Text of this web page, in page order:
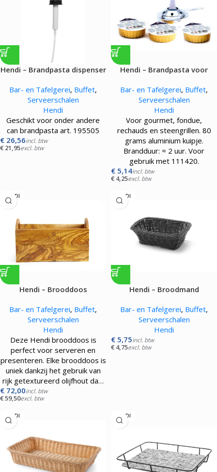
Hendi – Brandpasta dispenser
Bar- en Tafelgerei, Buffet,
Serveerschalen
Hendi
Geschikt voor onder andere
can brandpasta art. 195505
€ 26,56incl. btw
€ 21,95excl. btw
Hendi – Brandpasta voor
Bar- en Tafelgerei, Buffet,
Serveerschalen
Hendi
Voor gourmet, fondue,
rechauds en steengrillen. 80
grams aluminium kuipje.
Brandduur: ≈ 2 uur. Voor
gebruik met 111420.
€ 5,14incl. btw
€ 4,25excl. btw
HENDI
Hendi – Brooddoos
Bar- en Tafelgerei, Buffet,
Serveerschalen
Hendi
Deze Hendi brooddoos is
perfect voor serveren en
presenteren. Elke brooddoos is
uniek dankzij het gebruik van
rijk getextureerd olijfhout da…
€ 72,00incl. btw
€59,50excl. btw
HENDI
Hendi – Broodmand
Bar- en Tafelgerei, Buffet,
Serveerschalen
Hendi
€ 5,75incl. btw
€ 4,75excl. btw
HENDI HENDI